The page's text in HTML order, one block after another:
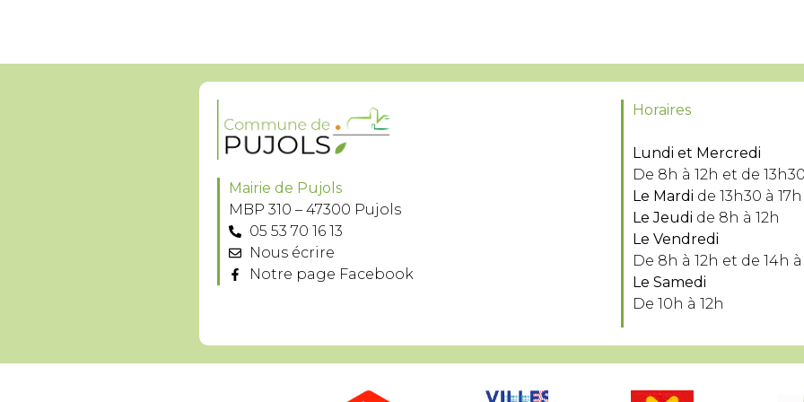
Mairie de Pujols
MBP 310 – 47300 Pujols
05 53 70 16 13
Nous écrire
Notre page Facebook
Horaires
Lundi et Mercredi
De 8h à 12h et de
Le Mardi de 13h30 à 17h
Le Jeudi de 8h à 12h
Le Vendredi
De 8h à 12h et de 14h à
Le Samedi
De 10h à 12h